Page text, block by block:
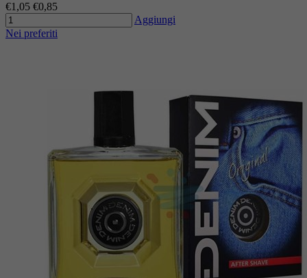
€1,05 €0,85
Aggiungi
Nei preferiti